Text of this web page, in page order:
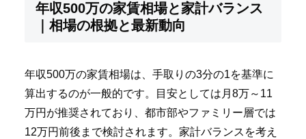
年収500万の家賃相場と家計バランス
｜相場の根拠と最新動向
年収500万の家賃相場は、手取りの3分の1を基準に
算出するのが一般的です。目安としては月8万～11
万円が推奨されており、都市部やファミリー層では
12万円前後まで検討されます。家計バランスを考え